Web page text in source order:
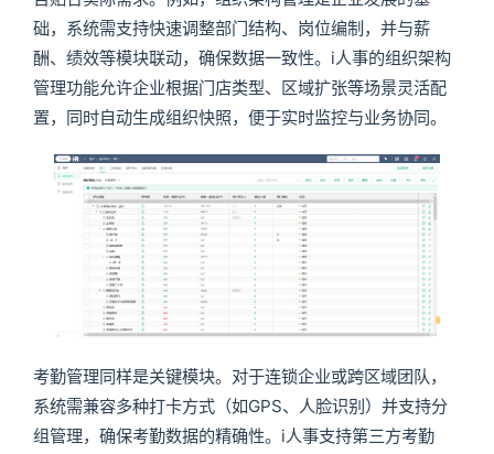
础，系统需支持快速调整部门结构、岗位编制，并与薪
酬、绩效等模块联动，确保数据一致性。i人事的组织架构
管理功能允许企业根据门店类型、区域扩张等场景灵活配
置，同时自动生成组织快照，便于实时监控与业务协同。
考勤管理同样是关键模块。对于连锁企业或跨区域团队，
系统需兼容多种打卡方式（如GPS、人脸识别）并支持分
组管理，确保考勤数据的精确性。i人事支持第三方考勤